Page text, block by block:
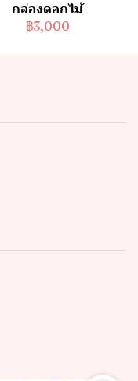
กล่องดอกไม้
฿3,000